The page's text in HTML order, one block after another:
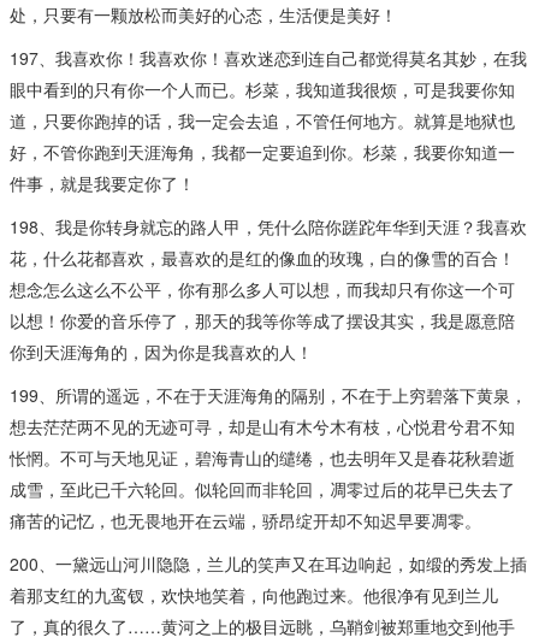
处，只要有一颗放松而美好的心态，生活便是美好！
197、我喜欢你！我喜欢你！喜欢迷恋到连自己都觉得莫名其妙，在我
眼中看到的只有你一个人而已。杉菜，我知道我很烦，可是我要你知
道，只要你跑掉的话，我一定会去追，不管任何地方。就算是地狱也
好，不管你跑到天涯海角，我都一定要追到你。杉菜，我要你知道一
件事，就是我要定你了！
198、我是你转身就忘的路人甲，凭什么陪你蹉跎年华到天涯？我喜欢
花，什么花都喜欢，最喜欢的是红的像血的玫瑰，白的像雪的百合！
想念怎么这么不公平，你有那么多人可以想，而我却只有你这一个可
以想！你爱的音乐停了，那天的我等你等成了摆设其实，我是愿意陪
你到天涯海角的，因为你是我喜欢的人！
199、所谓的遥远，不在于天涯海角的隔别，不在于上穷碧落下黄泉，
想去茫茫两不见的无迹可寻，却是山有木兮木有枝，心悦君兮君不知
怅惘。不可与天地见证，碧海青山的缱绻，也去明年又是春花秋碧逝
成雪，至此已千六轮回。似轮回而非轮回，凋零过后的花早已失去了
痛苦的记忆，也无畏地开在云端，骄昂绽开却不知迟早要凋零。
200、一黛远山河川隐隐，兰儿的笑声又在耳边响起，如缎的秀发上插
着那支红的九鸾钗，欢快地笑着，向他跑过来。他很净有见到兰儿
了，真的很久了……黄河之上的极目远眺，乌鞘剑被郑重地交到他手